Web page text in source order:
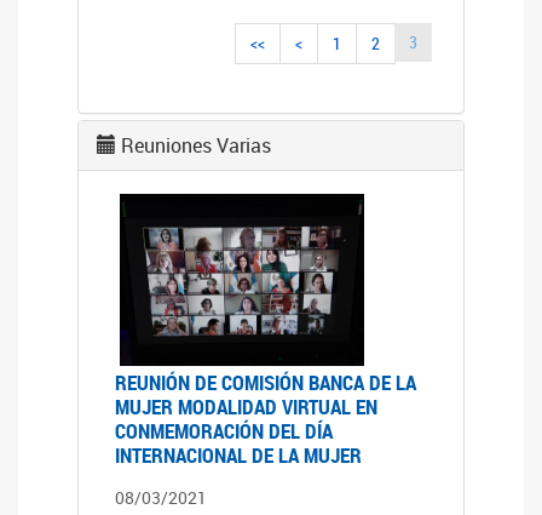
<< < 1 2 3
Reuniones Varias
REUNIÓN DE COMISIÓN BANCA DE LA
MUJER MODALIDAD VIRTUAL EN
CONMEMORACIÓN DEL DÍA
INTERNACIONAL DE LA MUJER
08/03/2021